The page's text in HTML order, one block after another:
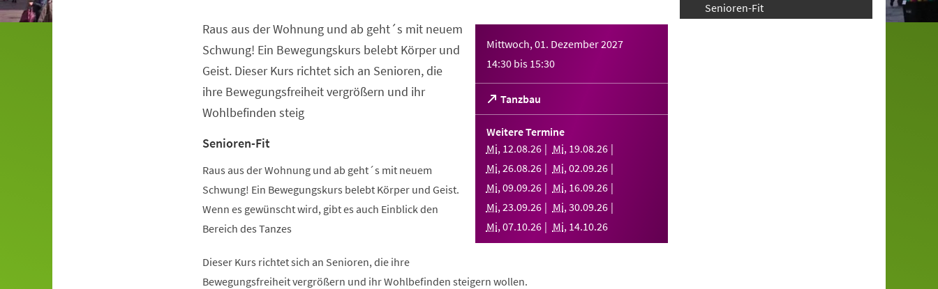
Mittwoch, 01. Dezember 2027
14:30 bis 15:30
Tanzbau
(Öffnet
in
einem
neuen
Tab)
Weitere Termine
Mi, 12.08.26 Mi, 19.08.26
Mi,26.08.26 Mi,02.09.26
Mi,09.09.26 Mi, 16.09.26
Mi,23.09.26 Mi,30.09.26
Mi,07.10.26 Mi, 14.10.26
Raus aus der Wohnung und ab geht´s mit neuem
Schwung! Ein Bewegungskurs belebt Körper und
Geist. Dieser Kurs richtet sich an Senioren, die
ihre Bewegungsfreiheit vergrößern und ihr
Wohlbefinden steig
Senioren-Fit
Raus aus der Wohnung und ab geht´s mit neuem
Schwung! Ein Bewegungskurs belebt Körper und Geist.
Wenn es gewünscht wird, gibt es auch Einblick den
Bereich des Tanzes
Dieser Kurs richtet sich an Senioren, die ihre
Bewegungsfreiheit vergrößern und ihr Wohlbefinden steigern wollen.
Senioren-Fit